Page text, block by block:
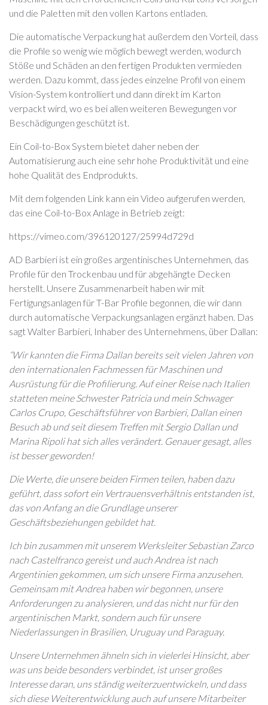
und die Paletten mit den vollen Kartons entladen.
Die automatische Verpackung hat außerdem den Vorteil, dass
die Profile so wenig wie möglich bewegt werden, wodurch
Stöße und Schäden an den fertigen Produkten vermieden
werden. Dazu kommt, dass jedes einzelne Profil von einem
Vision-System kontrolliert und dann direkt im Karton
verpackt wird, wo es bei allen weiteren Bewegungen vor
Beschädigungen geschützt ist.
Ein Coil-to-Box System bietet daher neben der
Automatisierung auch eine sehr hohe Produktivität und eine
hohe Qualität des Endprodukts.
Mit dem folgenden Link kann ein Video aufgerufen werden,
das eine Coil-to-Box Anlage in Betrieb zeigt:
https://vimeo.com/396120127/25994d729d
AD Barbieri ist ein großes argentinisches Unternehmen, das
Profile für den Trockenbau und für abgehängte Decken
herstellt. Unsere Zusammenarbeit haben wir mit
Fertigungsanlagen für T-Bar Profile begonnen, die wir dann
durch automatische Verpackungsanlagen ergänzt haben. Das
sagt Walter Barbieri, Inhaber des Unternehmens, über Dallan:
“Wir kannten die Firma Dallan bereits seit vielen Jahren von
den internationalen Fachmessen für Maschinen und
Ausrüstung für die Profilierung. Auf einer Reise nach Italien
statteten meine Schwester Patricia und mein Schwager
Carlos Crupo, Geschäftsführer von Barbieri, Dallan einen
Besuch ab und seit diesem Treffen mit Sergio Dallan und
Marina Ripoli hat sich alles verändert. Genauer gesagt, alles
ist besser geworden!
Die Werte, die unsere beiden Firmen teilen, haben dazu
geführt, dass sofort ein Vertrauensverhältnis entstanden ist,
das von Anfang an die Grundlage unserer
Geschäftsbeziehungen gebildet hat.
Ich bin zusammen mit unserem Werksleiter Sebastian Zarco
nach Castelfranco gereist und auch Andrea ist nach
Argentinien gekommen, um sich unsere Firma anzusehen.
Gemeinsam mit Andrea haben wir begonnen, unsere
Anforderungen zu analysieren, und das nicht nur für den
argentinischen Markt, sondern auch für unsere
Niederlassungen in Brasilien, Uruguay und Paraguay.
Unsere Unternehmen ähneln sich in vielerlei Hinsicht, aber
was uns beide besonders verbindet, ist unser großes
Interesse daran, uns ständig weiterzuentwickeln, und dass
sich diese Weiterentwicklung auch auf unsere Mitarbeiter